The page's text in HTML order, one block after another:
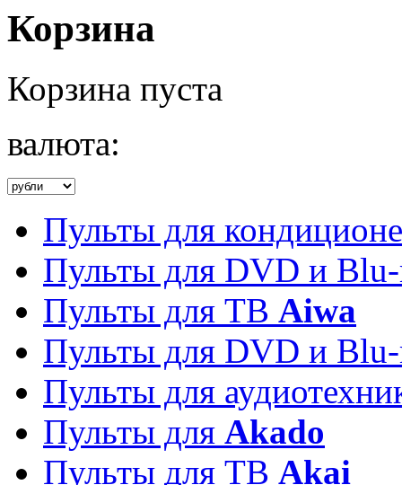
Корзина
Корзина пуста
валюта:
Пульты для
Пульты для DVD и
Пульты для ТВ Aiwa
Пульты для DVD и
Пульты для
Пульты для Akado
Пульты для ТВ Akai